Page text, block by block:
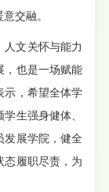
交融。
人文关怀与能力
，也是一场赋能
示，希望全体学
生强身健体、
发展学院，健全
态履职尽责，为